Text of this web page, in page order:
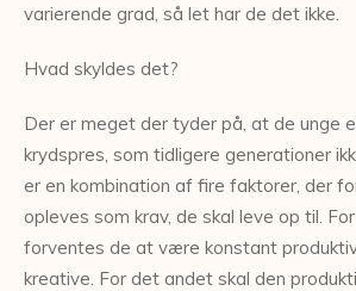
varierende grad, så let har de det ikke.
Hvad skyldes det?
Der er meget der tyder på, at de unge
krydspres, som tidligere generationer
er en kombination af fire faktorer, der
opleves som krav, de skal leve op til.
forventes de at være konstant
kreative. For det andet skal den